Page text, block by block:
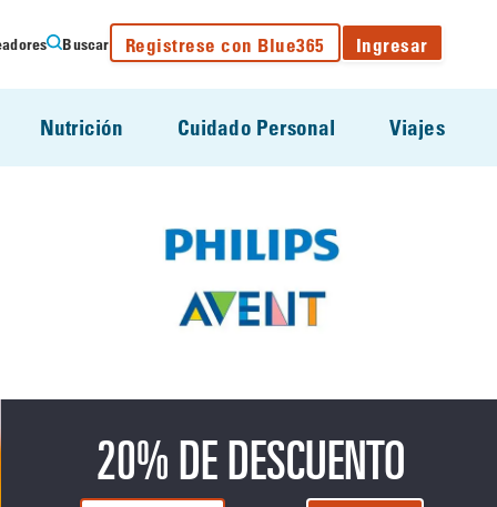
Buscar Registrese con Blue365 Ingresar
Nutrición Cuidado Personal Viajes
20% DE DESCUENTO